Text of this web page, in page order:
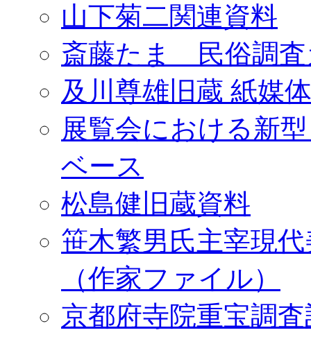
山下菊二関連資料
斎藤たま 民俗調査
及川尊雄旧蔵 紙媒
展覧会における新
ベース
松島健旧蔵資料
笹木繁男氏主宰現
（作家ファイル）
京都府寺院重宝調